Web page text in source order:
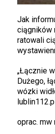
Jak
ciągników
ratowali
„Łącznie
Dużego,
wózki
oprac. mw